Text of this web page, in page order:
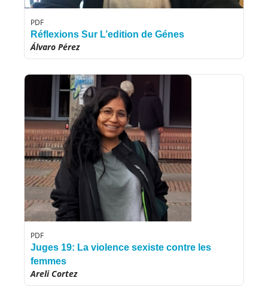
PDF
Réflexions Sur L’edition de Génes
Álvaro Pérez
PDF
Juges 19: La violence sexiste contre les
femmes
Areli Cortez